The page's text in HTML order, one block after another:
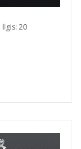
Ilgis: 20